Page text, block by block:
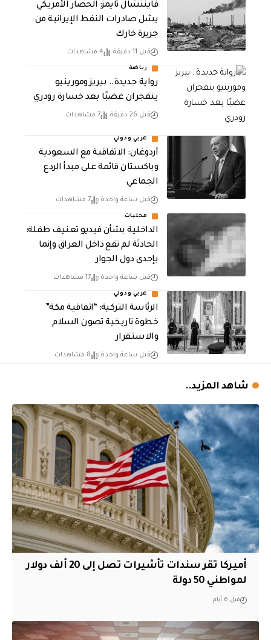
فايننشال تايمز: الحصار الأمريكي
يشل صادرات النفط الإيرانية من
جزيرة خارك
قبل 11 دقيقة 4 مشاهدات
رياضة
رواية جديدة.. بيريز ومورينيو
ينفجران غضبًا بعد خسارة رودري
قبل 26 دقيقة 7 مشاهدات
عربي ودولي
أردوغان: الاتفاقية مع السعودية
وباكستان قائمة على مبدأ الردع
الجماعي
قبل ساعة واحدة 7 مشاهدات
محليات
الداخلية بشأن فيديو تعنيف طفلة:
الحادثة لم تقع داخل العراق وإنما
بإحدى دول الجوار
قبل ساعة واحدة 17 مشاهدات
عربي ودولي
الرئاسة التركية: “اتفاقية مكة”
خطوة تاريخية تصون السلام
والاستقرار
قبل ساعة واحدة 8 مشاهدات
شاهد المزيد..
أميركا تقر سندات تأشيرات تصل إلى 20 ألف دولار
لمواطني 50 دولة
قبل 6 أيام